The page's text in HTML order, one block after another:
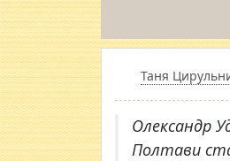
Таня
Олександр
Полтави